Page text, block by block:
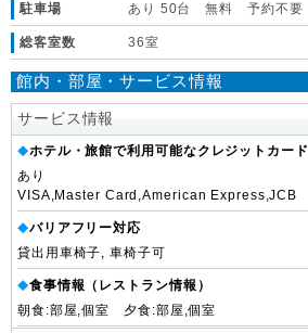
駐車場 あり 50台 無料 予約不要
総客室数 36室
館内・部屋・サービス情報
サービス情報
◆ホテル・旅館で利用可能なクレジットカード
あり
VISA,Master Card,American Express,JCB
◆バリアフリー対応
貸出用車椅子, 車椅子可
◆食事情報（レストラン情報）
朝食:部屋,個室 夕食:部屋,個室